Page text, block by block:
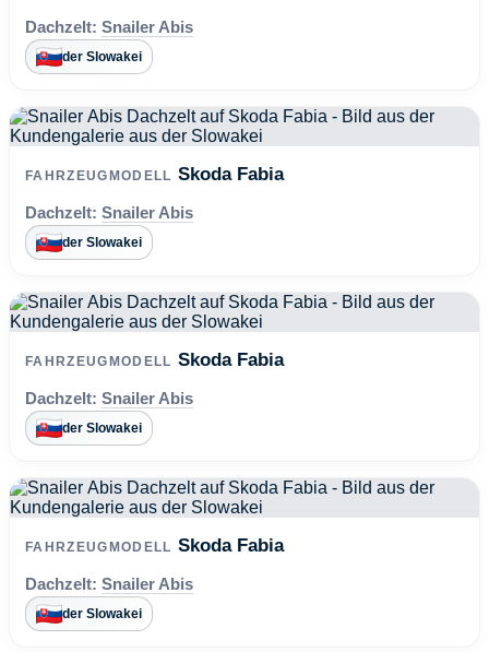
Dachzelt: Snailer Abis
der Slowakei
FAHRZEUGMODELL Skoda Fabia
Dachzelt: Snailer Abis
der Slowakei
FAHRZEUGMODELL Skoda Fabia
Dachzelt: Snailer Abis
der Slowakei
FAHRZEUGMODELL Skoda Fabia
Dachzelt: Snailer Abis
der Slowakei